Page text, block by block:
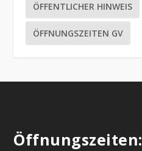
ÖFFENTLICHER HINWEIS
ÖFFNUNGSZEITEN GV
Öffnungszeiten: